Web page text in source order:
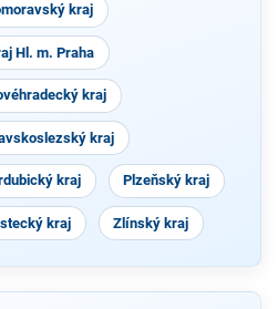
kraj
Hl. m. Praha
kraj
kraj
kraj Plzeňský kraj
kraj Zlínský kraj